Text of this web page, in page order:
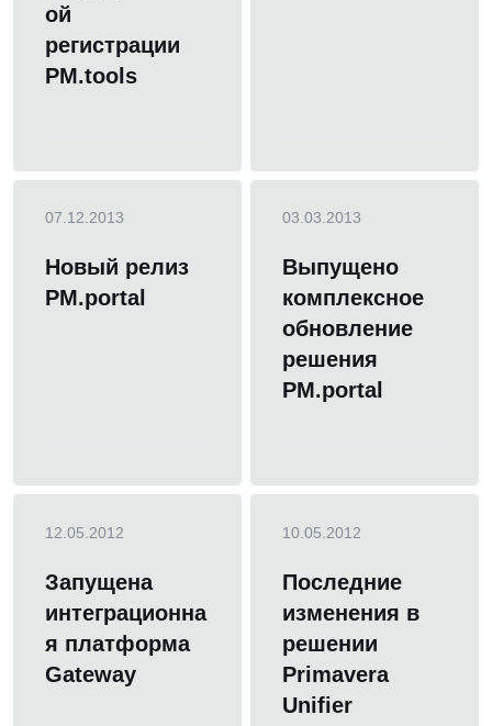
ой
регистрации
PM.tools
07.12.2013
Новый релиз
PM.portal
03.03.2013
Выпущено
комплексное
обновление
решения
PM.portal
12.05.2012
Запущена
интеграционна
я платформа
Gateway
10.05.2012
Последние
изменения в
решении
Primavera
Unifier